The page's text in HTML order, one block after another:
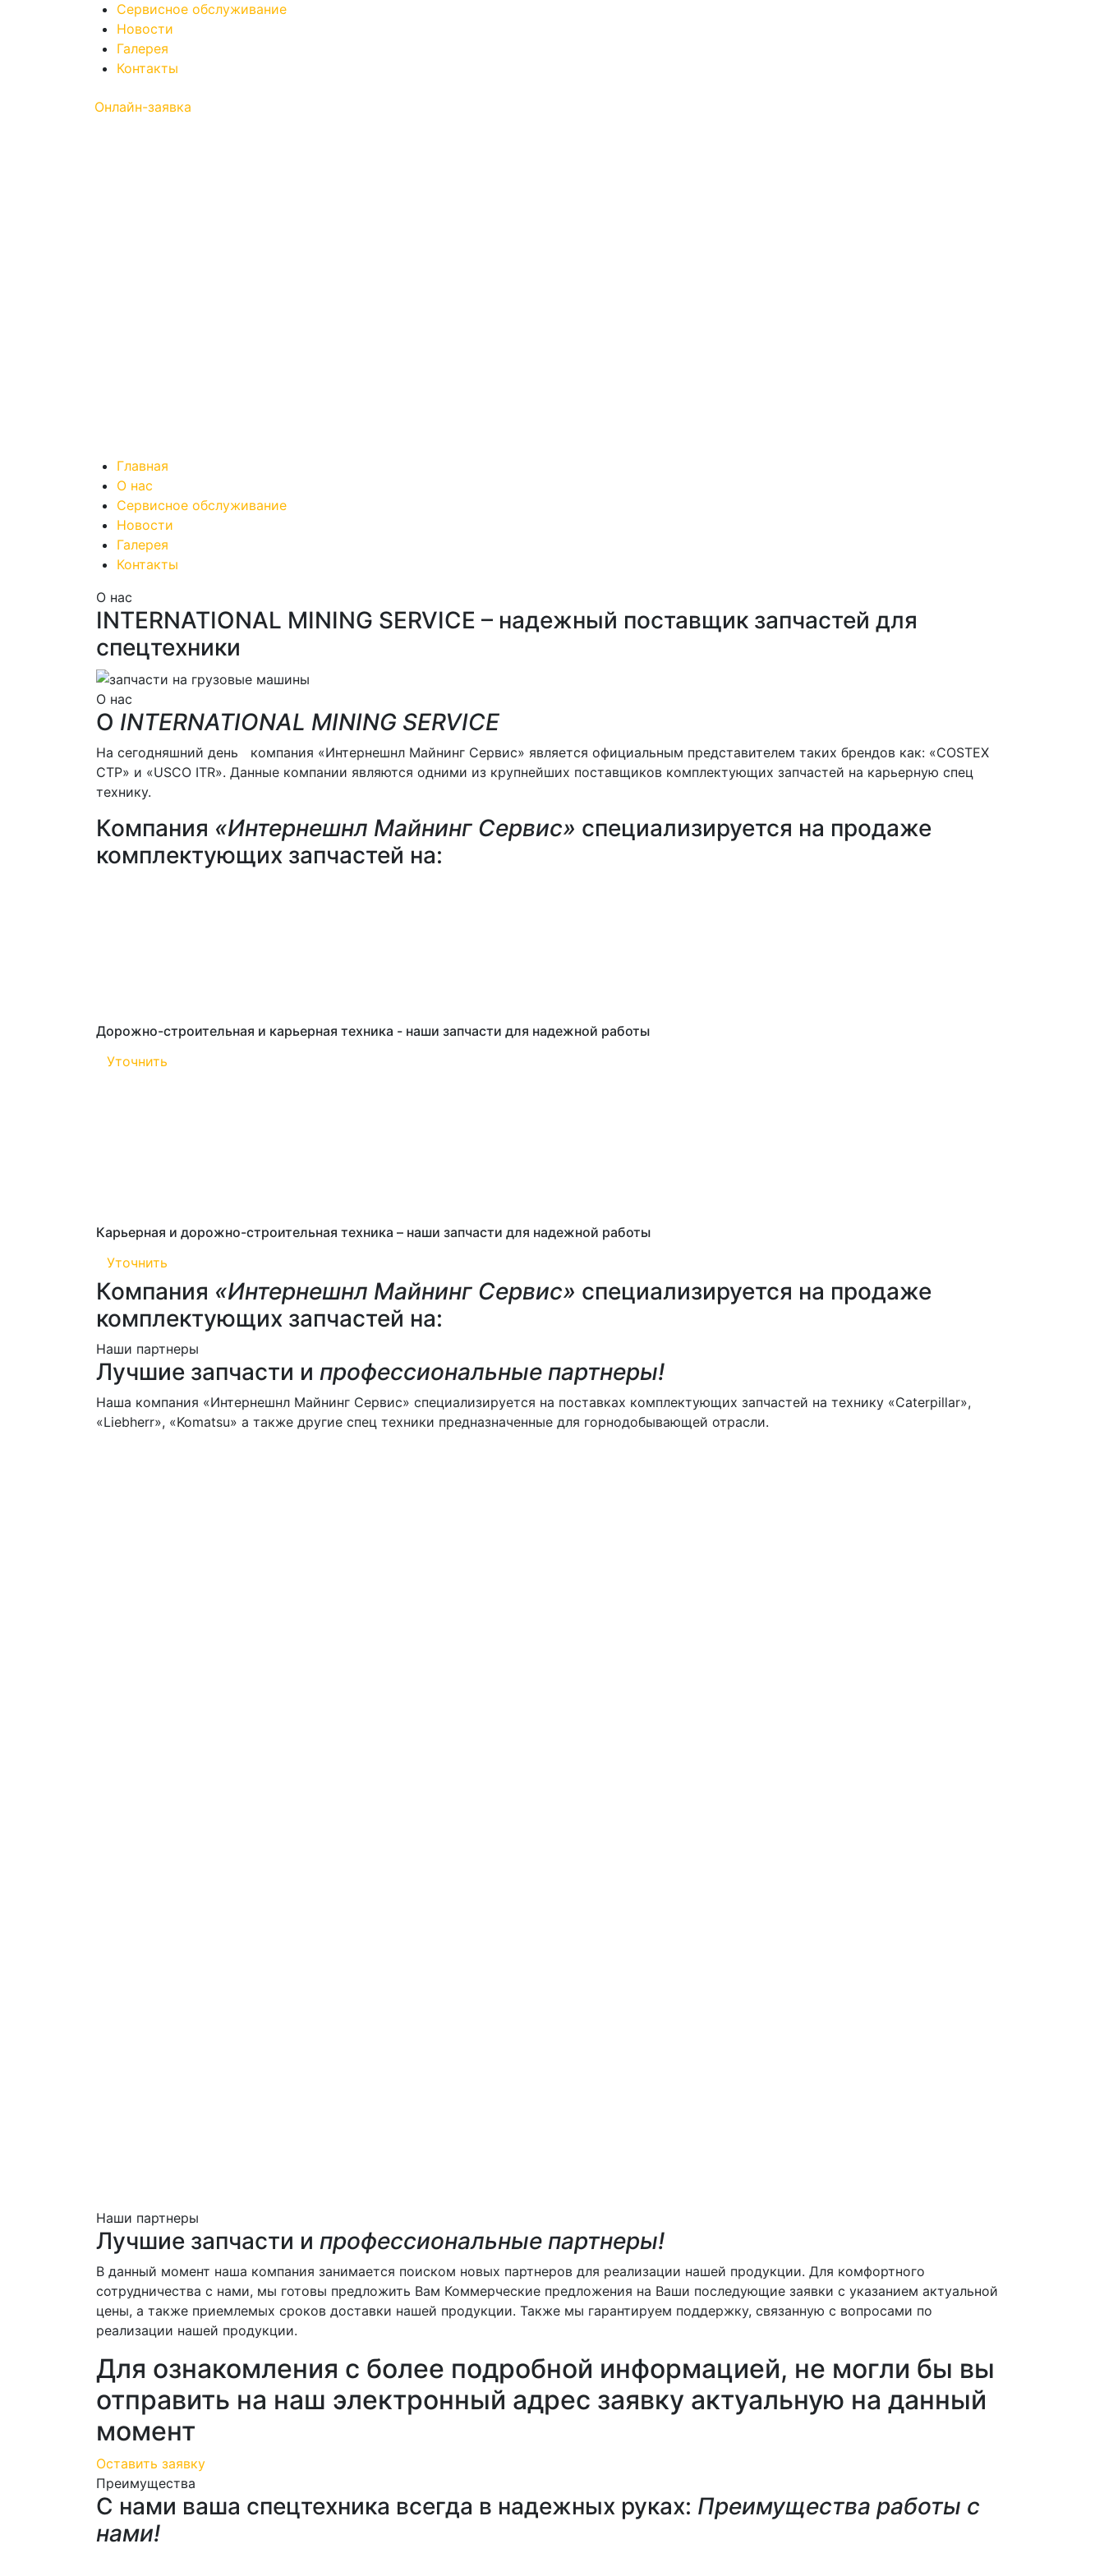
Сервисное обслуживание
Новости
Галерея
Контакты
Онлайн-заявка
Главная
О нас
Сервисное обслуживание
Новости
Галерея
Контакты
О нас
INTERNATIONAL MINING SERVICE – надежный поставщик запчастей для
спецтехники
О нас
О INTERNATIONAL MINING SERVICE
На сегодняшний день компания «Интернешнл Майнинг Сервис» является официальным представителем таких брендов как: «COSTEX
CTP» и «USCO ITR». Данные компании являются одними из крупнейших поставщиков комплектующих запчастей на карьерную спец
технику.
Компания «Интернешнл Майнинг Сервис» специализируется на продаже
комплектующих запчастей на:
Дорожно-строительная и карьерная техника - наши запчасти для надежной работы
Уточнить
Карьерная и дорожно-строительная техника – наши запчасти для надежной работы
Уточнить
Компания «Интернешнл Майнинг Сервис» специализируется на продаже
комплектующих запчастей на:
Наши партнеры
Лучшие запчасти и профессиональные партнеры!
Наша компания «Интернешнл Майнинг Сервис» специализируется на поставках комплектующих запчастей на технику «Caterpillar»,
«Liebherr», «Komatsu» а также другие спец техники предназначенные для горнодобывающей отрасли.
Наши партнеры
Лучшие запчасти и профессиональные партнеры!
В данный момент наша компания занимается поиском новых партнеров для реализации нашей продукции. Для комфортного
сотрудничества с нами, мы готовы предложить Вам Коммерческие предложения на Ваши последующие заявки с указанием актуальной
цены, а также приемлемых сроков доставки нашей продукции. Также мы гарантируем поддержку, связанную с вопросами по
реализации нашей продукции.
Для ознакомления с более подробной информацией, не могли бы вы
отправить на наш электронный адрес заявку актуальную на данный
момент
Оставить заявку
Преимущества
С нами ваша спецтехника всегда в надежных руках: Преимущества работы с
нами!